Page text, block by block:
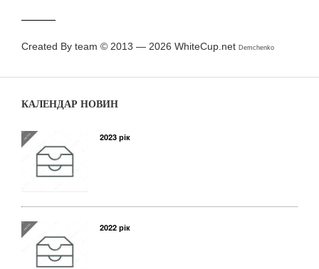
Created By team © 2013 — 2026 WhiteCup.net Demchenko
КАЛЕНДАР НОВИН
2023 рік
2022 рік